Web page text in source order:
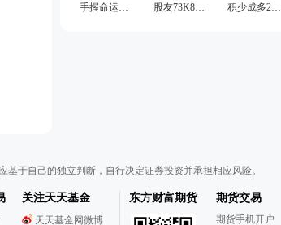
手握命运的筹码 股友73K88P9916 积少成多2024
于自己的独立判断，自行决定证券投资并承担相应风险。
关注天天基金
天天基金网微博
东方财富期货 期货交易
期货手机开户